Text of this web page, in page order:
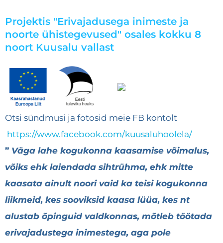
Projektis "Erivajadusega inimeste ja
noorte ühistegevused" osales kokku 8
noort Kuusalu vallast
Otsi sündmusi ja fotosid meie FB kontolt
https://www.facebook.com/kuusaluhoolela/
” Väga lahe kogukonna kaasamise võimalus,
võiks ehk laiendada sihtrühma, ehk mitte
kaasata ainult noori vaid ka teisi kogukonna
liikmeid, kes sooviksid kaasa lüüa, kes nt
alustab õpinguid valdkonnas, mõtleb töötada
erivajadustega inimestega, aga pole